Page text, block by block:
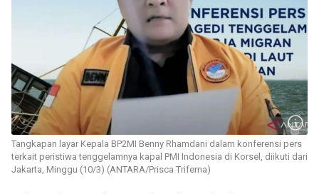
Tangkapan layar Kepala BP2MI Benny Rhamdani dalam konferensi pers
terkait peristiwa tenggelamnya kapal PMI Indonesia di Korsel, diikuti dari
Jakarta, Minggu (10/3) (ANTARA/Prisca Triferna)